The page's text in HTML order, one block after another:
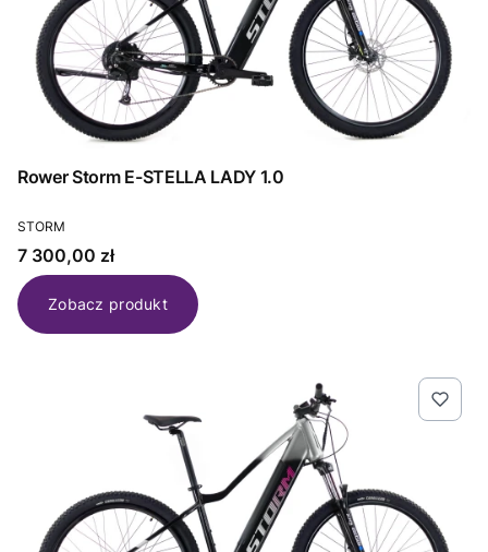
Rower Storm E-STELLA LADY 1.0
PRODUCENT
STORM
Cena
7 300,00 zł
Zobacz produkt